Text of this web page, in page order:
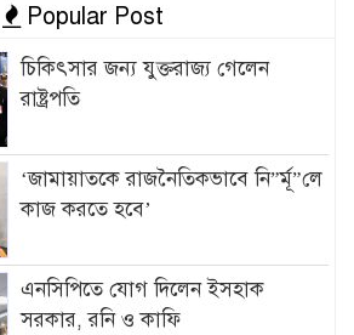
Popular Post
চিকিৎসার জন্য যুক্তরাজ্য গেলেন
রাষ্ট্রপতি
‘জামায়াতকে রাজনৈতিকভাবে নি”র্মূ”লে
কাজ করতে হবে’
এনসিপিতে যোগ দিলেন ইসহাক
সরকার, রনি ও কাফি